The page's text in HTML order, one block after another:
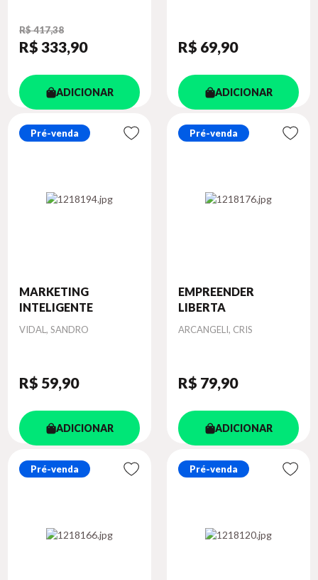
R$ 417,38
R$ 333,90
ADICIONAR
R$ 69,90
ADICIONAR
Pré-venda
MARKETING
INTELIGENTE
Autor
VIDAL, SANDRO
R$ 59,90
ADICIONAR
Pré-venda
EMPREENDER
LIBERTA
Autor
ARCANGELI, CRIS
R$ 79,90
ADICIONAR
Pré-venda Pré-venda